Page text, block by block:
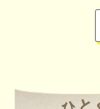
三重県桑名市 ス
同市SDGs推進課
る取り組みが評価
福島県只見町イ
福島県只見町イ
福島県只見町ホー
れました。静岡
施。静岡県出身
ぺ」と「きらぴ
色の1時間となり
で、静岡県内の